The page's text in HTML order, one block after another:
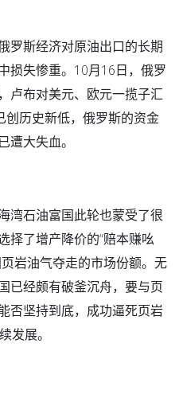
罗斯经济对原油出口的长期
损失惨重。10月16日，俄罗
卢布对美元、欧元一揽子汇
创历史新低，俄罗斯的资金
遭大失血。
湾石油富国此轮也蒙受了很
择了增产降价的“赔本赚吆
岩油气夺走的市场份额。无
已经颇有破釜沉舟，要与页
否坚持到底，成功逼死页岩
发展。